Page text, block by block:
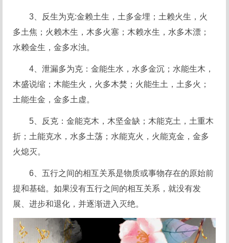
3、反生为克:金赖土生，土多金埋；土赖火生，火
多土焦；火赖木生，木多火塞；木赖水生，水多木漂；
水赖金生，金多水浊。
4、泄漏多为克：金能生水，水多金沉；水能生木，
木盛说缩；木能生火，火多木焚；火能生土，土多火；
土能生金，金多土虚。
5、反克：金能克木，木坚金缺；木能克土，土重木
折；土能克水，水多土荡；水能克火，火能克金，金多
火熄灭。
6、五行之间的相互关系是物质或事物存在的原始前
提和基础。如果没有五行之间的相互关系，就没有发
展、进步和退化，并逐渐进入灭绝。